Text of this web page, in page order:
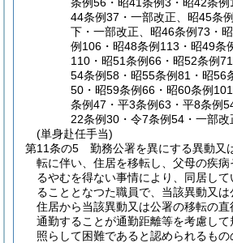
44条例37・一部改正、昭45条
下・一部改正、昭46条例73・
例106・昭48条例113・昭49条
110・昭51条例66・昭52条例
54条例58・昭55条例81・昭56
50・昭59条例66・昭60条例
条例47・平3条例63・平8条例
22条例30・令7条例54・一部改
(単身赴任手当)
第11条の5
勤務公署を異にする異動又
転に伴い、住居を移転し、父母の疾
るやむを得ない事情により、同居し
ることとなつた職員で、当該異動又
住居から当該異動又は公署の移転の
通勤することが通勤距離等を考慮し
照らして困難であると認められるも